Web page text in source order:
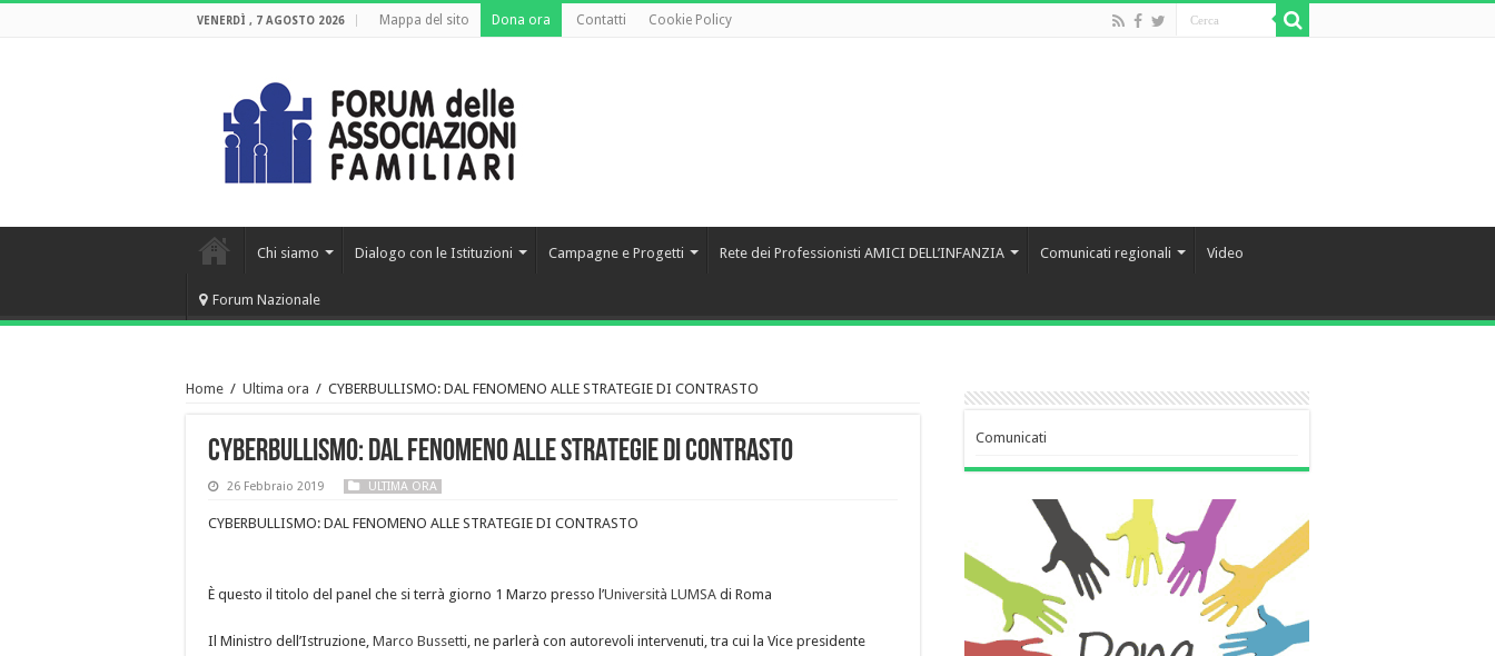
VENERDÌ , 7 AGOSTO 2026 Mappa del sito Dona ora Contatti Cookie Policy
Chi siamo Dialogo con le Istituzioni Campagne e Progetti Rete dei Professionisti AMICI DELL’INFANZIA Comunicati regionali Video
Forum Nazionale
Home / Ultima ora / CYBERBULLISMO: DAL FENOMENO ALLE STRATEGIE DI CONTRASTO
CYBERBULLISMO: DAL FENOMENO ALLE STRATEGIE DI CONTRASTO
26 Febbraio 2019 ULTIMA ORA
CYBERBULLISMO: DAL FENOMENO ALLE STRATEGIE DI CONTRASTO
È questo il titolo del panel che si terrà giorno 1 Marzo presso l’Università LUMSA di Roma
Il Ministro dell’Istruzione, Marco Bussetti, ne parlerà con autorevoli intervenuti, tra cui la Vice presidente
Comunicati